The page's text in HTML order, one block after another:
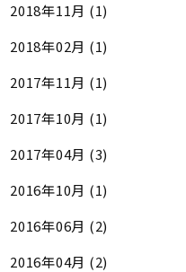
2018年11月 (1)
2018年02月 (1)
2017年11月 (1)
2017年10月 (1)
2017年04月 (3)
2016年10月 (1)
2016年06月 (2)
2016年04月 (2)